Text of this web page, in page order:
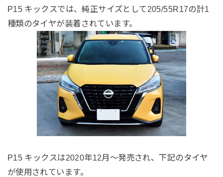
P15 キックスでは、純正サイズとして205/55R17の計1
種類のタイヤが装着されています。
P15 キックスは2020年12月～発売され、下記のタイヤ
が使用されています。